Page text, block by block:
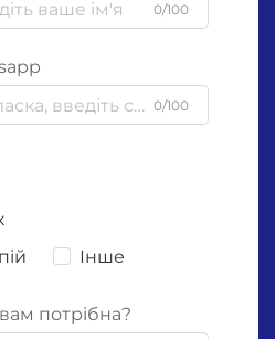
0/100
0/100
Інше
потрібна?